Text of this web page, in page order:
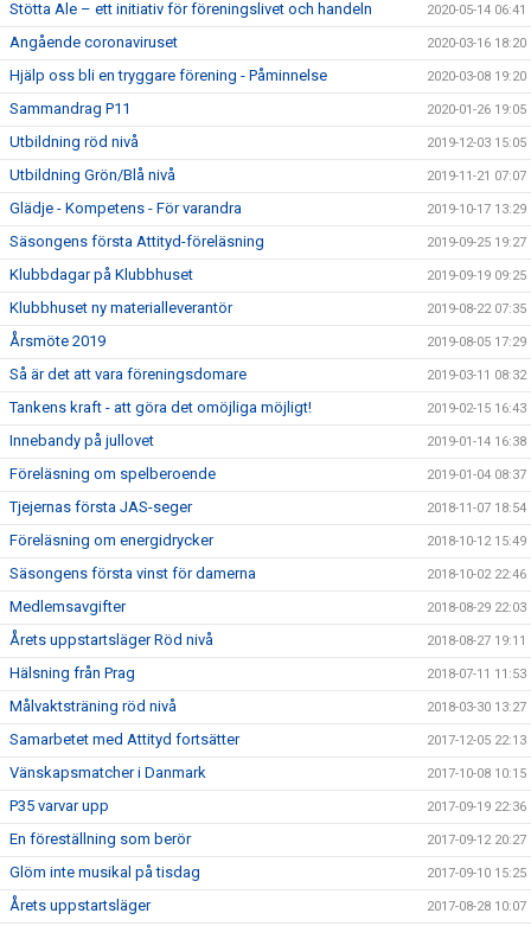
Stötta Ale – ett initiativ för föreningslivet och handeln 2020-05-14 06:41
Angående coronaviruset 2020-03-16 18:20
Hjälp oss bli en tryggare förening - Påminnelse 2020-03-08 19:20
Sammandrag P11 2020-01-26 19:05
Utbildning röd nivå 2019-12-03 15:05
Utbildning Grön/Blå nivå 2019-11-21 07:07
Glädje - Kompetens - För varandra 2019-10-17 13:29
Säsongens första Attityd-föreläsning 2019-09-25 19:27
Klubbdagar på Klubbhuset 2019-09-19 09:25
Klubbhuset ny materialleverantör 2019-08-22 07:35
Årsmöte 2019 2019-08-05 17:29
Så är det att vara föreningsdomare 2019-03-11 08:32
Tankens kraft - att göra det omöjliga möjligt! 2019-02-15 16:43
Innebandy på jullovet 2019-01-14 16:38
Föreläsning om spelberoende 2019-01-04 08:37
Tjejernas första JAS-seger 2018-11-07 18:54
Föreläsning om energidrycker 2018-10-12 15:49
Säsongens första vinst för damerna 2018-10-02 22:46
Medlemsavgifter 2018-08-29 22:03
Årets uppstartsläger Röd nivå 2018-08-27 19:11
Hälsning från Prag 2018-07-11 11:53
Målvaktsträning röd nivå 2018-03-30 13:27
Samarbetet med Attityd fortsätter 2017-12-05 22:13
Vänskapsmatcher i Danmark 2017-10-08 10:15
P35 varvar upp 2017-09-19 22:36
En föreställning som berör 2017-09-12 20:27
Glöm inte musikal på tisdag 2017-09-10 15:25
Årets uppstartsläger 2017-08-28 10:07